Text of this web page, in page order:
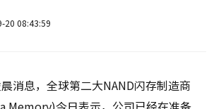
20 08:43:59
消息，全球第二大NAND闪存制造商